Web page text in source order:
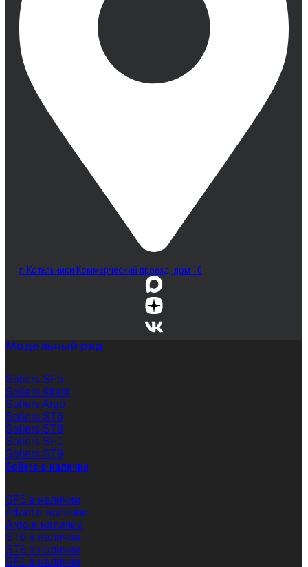
г. Котельники Коммерческий проезд, дом 10
Модельный ряд
Sollers SF5
Sollers Atlant
Sollers Argo
Sollers ST6
Sollers ST8
Sollers SF1
Sollers ST9
Sollers в наличии
SF5 в наличии
Atlant в наличии
Argo в наличии
ST6 в наличии
ST8 в наличии
SF1 в наличии